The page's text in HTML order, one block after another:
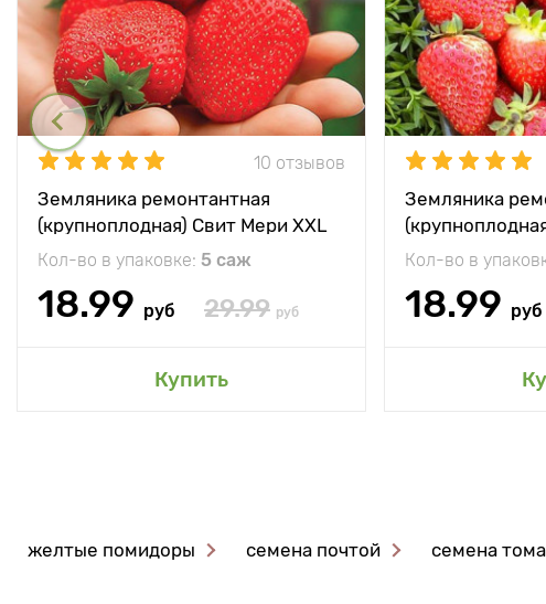
10 отзывов
Земляника ремонтантная
(крупноплодная) Свит Мери XXL
Кол-во в упаковке: 5 саж
18.99 руб 29.99 руб
Купить
Земляника
Кол-во в
18.99 руб
желтые помидоры семена почтой семена